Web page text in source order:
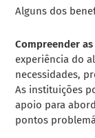
Alguns dos
Compreender
experiência do
necessidades,
As instituições
apoio para
pontos